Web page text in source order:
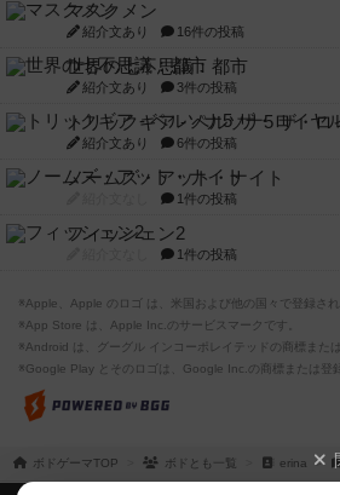
マスクメン
紹介文あり 16件の投稿
世界の七不思議：都市
紹介文あり 3件の投稿
トリックギア - ペルソナ5 ザ・ロ
紹介文あり 6件の投稿
ノームズ・アット・ナイト
1件の投稿
フィッシェン2
1件の投稿
※Apple、Apple のロゴ は、米国および他の国々で登録さ
※App Store は、Apple Inc.のサービスマークです。
※Android は、グーグル インコーポレイテッドの商標また
※Google Play とそのロゴは、Google Inc.の商標または登
ボドゲーマTOP ボドとも一覧 erina